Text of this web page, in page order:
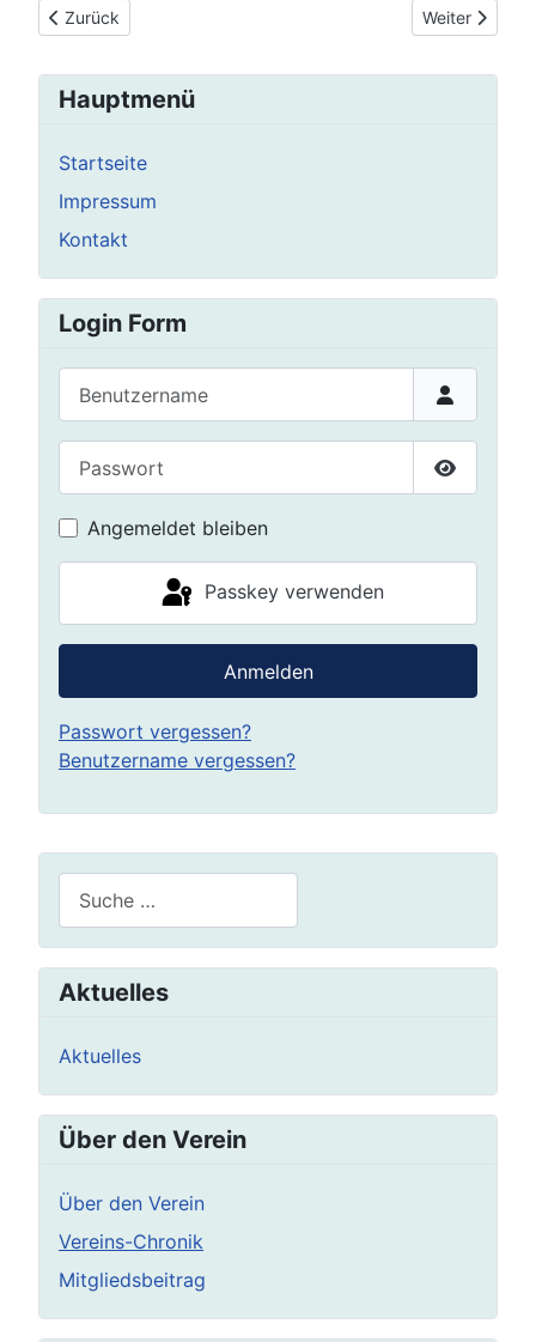
Aktuelles
Aktuelles
Über den Verein
Über den Verein
Vereins-Chronik
Mitgliedsbeitrag
Vorheriger Beitrag: Mitgliedsbeitrag
Zurück Nächster
Weiter
Hauptmenü
Startseite
Impressum
Kontakt
Login Form
Passwort
Angemeldet bleiben
Passkey verwenden
Anmelden
Passwort vergessen?
Benutzername vergessen?